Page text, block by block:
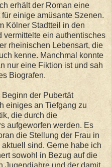
erhält der Roman eine
einige amüsante Szenen.
Kölner Stadtteil in den
vermittelte ein authentisches
rheinischen Lebensart, die
kenne. Manchmal konnte
nur eine Fiktion ist und sah
Biografen.
Beginn der Pubertät
einiges an Tiefgang zu
die durch die
aufgeworfen werden. Es
die Stellung der Frau in
sind. Gerne habe ich
sowohl in Bezug auf die
Jugendjahre und der damit